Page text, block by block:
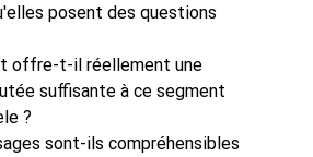
posent des questions
offre-t-il réellement une
suffisante à ce segment
?
sont-ils compréhensibles